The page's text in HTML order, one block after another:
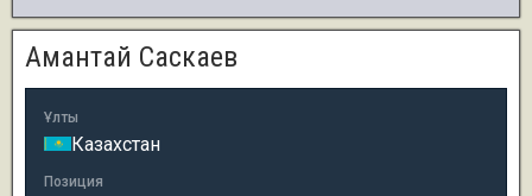
Амантай Саскаев
Ұлты
Казахстан
Позиция